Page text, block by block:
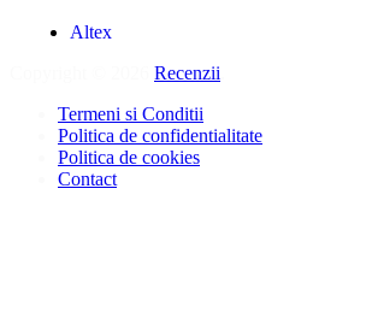
Altex
Recenzii
Termeni si Conditii
Politica de confidentialitate
Politica de cookies
Contact